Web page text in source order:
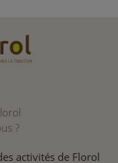
?
activités de Florol